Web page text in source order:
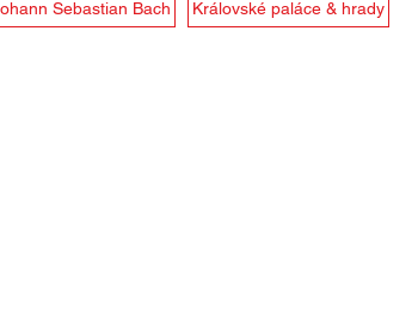
Sebastian Bach Královské paláce & hrady